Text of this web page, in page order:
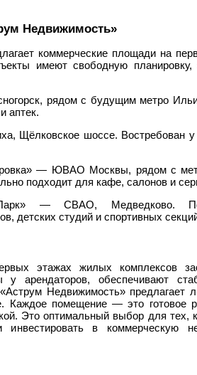
Недвижимость»
коммерческие площади на
имеют свободную планировку,
рядом с будущим метро
аптек.
Щёлковское шоссе. Востребован у
— ЮВАО Москвы, рядом с
подходит для кафе, салонов и
— СВАО, Медведково.
детских студий и спортивных
этажах жилых комплексов
у арендаторов, обеспечивают
Недвижимость» предлагает
Каждое помещение — это готовое
Это оптимальный выбор для тех,
в коммерческую